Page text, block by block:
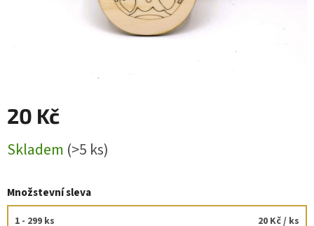
20 Kč
cena:
Skladem (>5 ks)
Množstevní sleva
1 - 299 ks 20 Kč/ ks